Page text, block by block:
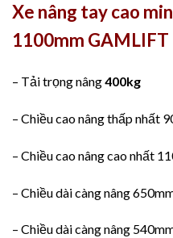
Xe nâng tay cao
1100mm GAMLIFT
– Tải trọng nâng400kg
– Chiều cao nâng thấp nhất
– Chiều cao nâng cao nhất
– Chiều dài càng nâng
– Chiều dài càng nâng